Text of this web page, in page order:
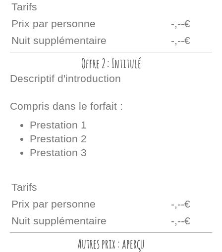
Tarifs
Prix par personne
-,--€
Nuit supplémentaire
-,--€
Offre 2 : Intitulé
Descriptif d'introduction
Compris dans le forfait :
Prestation 1
Prestation 2
Prestation 3
Tarifs
Prix par personne
-,--€
Nuit supplémentaire
-,--€
Autres prix : aperçu